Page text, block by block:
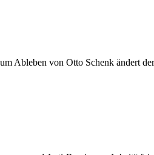
Ableben von Otto Schenk ändert